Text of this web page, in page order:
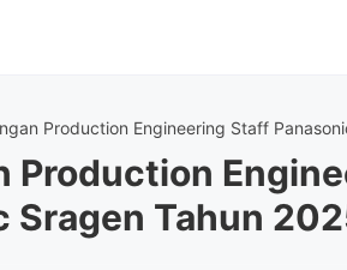
Production Engineering Staff
Production
Sragen Tahun